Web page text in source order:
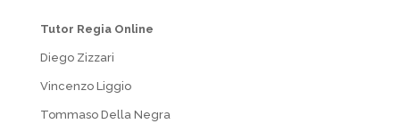
Tutor Regia Online
Diego Zizzari
Vincenzo Liggio
Tommaso Della Negra